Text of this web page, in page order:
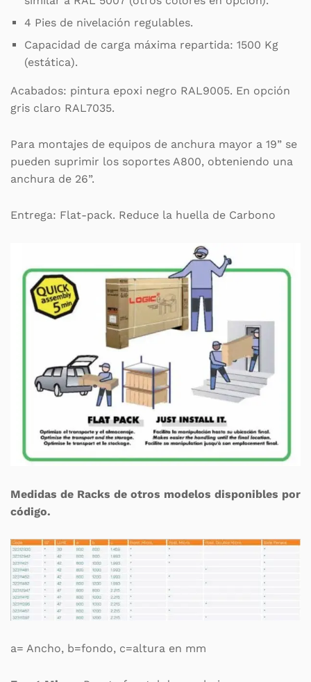
4 Pies de nivelación regulables.
Capacidad de carga máxima repartida: 1500 Kg
(estática).
Acabados: pintura epoxi negro RAL9005. En opción
gris claro RAL7035.
Para montajes de equipos de anchura mayor a 19” se
pueden suprimir los soportes A800, obteniendo una
anchura de 26”.
Entrega: Flat-pack. Reduce la huella de Carbono
Medidas de Racks de otros modelos disponibles por
código.
a= Ancho, b=fondo, c=altura en mm